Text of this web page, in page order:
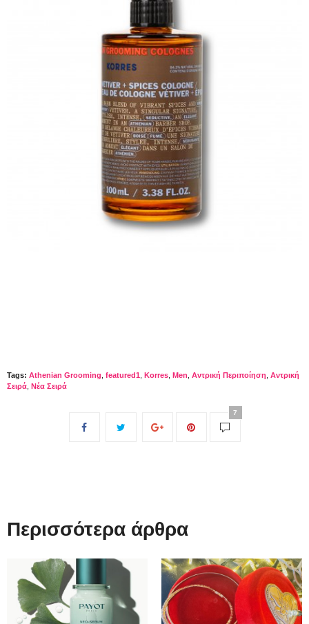
Tags: Athenian Grooming featured1 Korres Men Αντρική Περιποίηση Αντρική
Σειρά Νέα Σειρά
7
Περισσότερα άρθρα